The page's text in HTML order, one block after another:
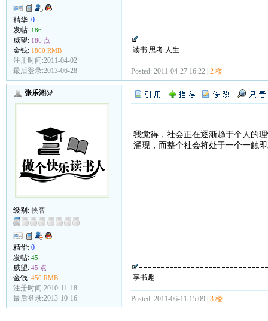
精华: 0
发帖: 186
威望: 186 点
金钱: 1860 RMB
注册时间:2011-04-02
最后登录:2013-06-28
读书 思考 人生
Posted: 2011-04-27 16:22 | 2 楼
张乐湘@
级别: 侠客
精华: 0
发帖: 45
威望: 45 点
金钱: 450 RMB
注册时间:2010-11-18
最后登录:2013-10-16
我觉得，社会正在逐渐趋于个人的
涌现，而整个社会将处于一个一触
享书趣···
Posted: 2011-06-11 15:09 | 3 楼